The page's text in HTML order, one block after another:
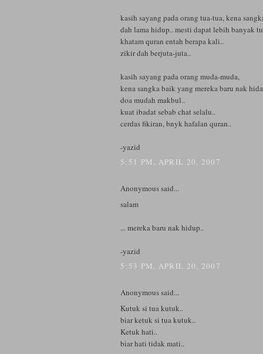
kasih sayang pada orang tua-tua, kena
dah lama hidup.. mesti dapat lebih banyak
khatam quran entah berapa kali..
zikir dah berjuta-juta..
kasih sayang pada orang muda-muda,
kena sangka baik yang mereka baru nak
doa mudah makbul..
kuat ibadat sebab chat selalu..
cerdas fikiran, bnyk hafalan quran..
-yazid
5:51 PM, APRIL 20, 2007
Anonymous said...
salam
... mereka baru nak hidup..
-yazid
5:53 PM, APRIL 20, 2007
Anonymous said...
Kutuk si tua kutuk..
biar ketuk si tua kutuk..
Ketuk hati..
biar hati tidak mati..